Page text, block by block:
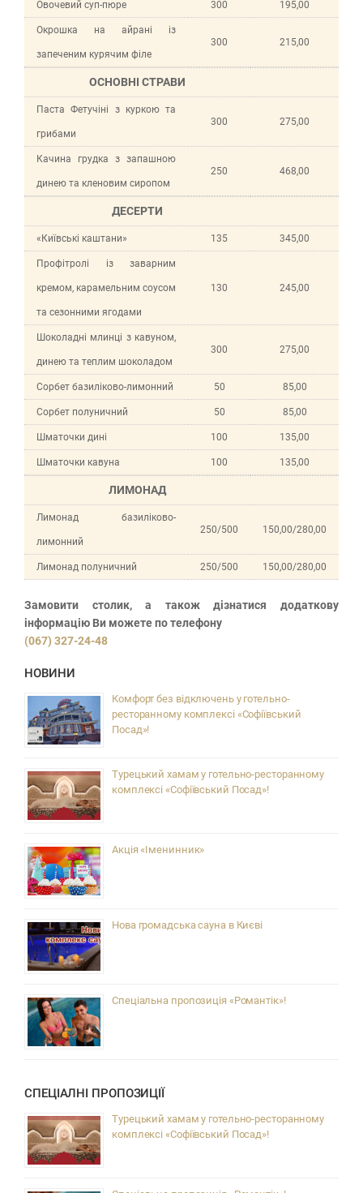
Овочевий суп-пюре 300 195,00
Окрошка на айрані із
запеченим курячим філе
300 215,00
ОСНОВНІ СТРАВИ
Паста Фетучіні з куркою та
грибами
300 275,00
Качина грудка з запашною
динею та кленовим сиропом
250 468,00
ДЕСЕРТИ
«Київські каштани» 135 345,00
Профітролі із заварним
кремом, карамельним соусом
та сезонними ягодами
130 245,00
Шоколадні млинці з кавуном,
динею та теплим шоколадом
300 275,00
Сорбет базиліково-лимонний 50 85,00
Сорбет полуничний 50 85,00
Шматочки дині 100 135,00
Шматочки кавуна 100 135,00
ЛИМОНАД
Лимонад базиліково-
лимонний
250/500 150,00/280,00
Лимонад полуничний 250/500 150,00/280,00
Замовити столик, а також дізнатися додаткову
інформацію Ви можете по телефону
(067) 327-24-48
НОВИНИ
Комфорт без відключень у готельно-
ресторанному комплексі «Софіївський
Посад»!
Турецький хамам у готельно-ресторанному
комплексі «Софіївський Посад»!
Акція «Іменинник»
Нова громадська сауна в Києві
Спеціальна пропозиція «Романтік»!
СПЕЦІАЛНІ ПРОПОЗИЦІЇ
Турецький хамам у готельно-ресторанному
комплексі «Софіївський Посад»!